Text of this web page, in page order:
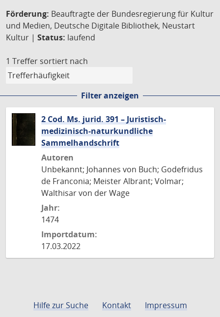
Förderung: Beauftragte der Bundesregierung für Kultur
und Medien, Deutsche Digitale Bibliothek, Neustart
Kultur | Status: laufend
1 Treffer sortiert nach
Filter anzeigen
2 Cod. Ms. jurid. 391 – Juristisch-
medizinisch-naturkundliche
Sammelhandschrift
Autoren
Unbekannt; Johannes von Buch; Godefridus
de Franconia; Meister Albrant; Volmar;
Walthisar von der Wage
Jahr:
1474
Importdatum:
17.03.2022
Hilfe zur Suche Kontakt
Impressum